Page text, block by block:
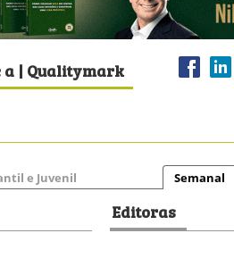
a | Qualitymark
e Juvenil Semanal
Editoras